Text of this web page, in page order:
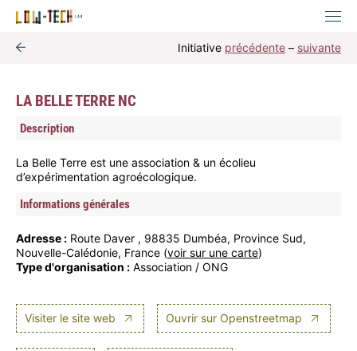
Initiative précédente – suivante
LA BELLE TERRE NC
Description
La Belle Terre est une association & un écolieu
d’expérimentation agroécologique.
Informations générales
Adresse : Route Daver , 98835 Dumbéa, Province Sud,
Nouvelle-Calédonie, France (voir sur une carte)
Type d'organisation : Association / ONG
Visiter le site web Ouvrir sur Openstreetmap